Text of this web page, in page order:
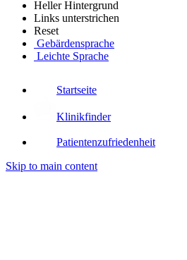
Heller Hintergrund
Links unterstrichen
Reset
Gebärdensprache
Leichte Sprache
Startseite
Klinikfinder
Patientenzufriedenheit
Skip to main content